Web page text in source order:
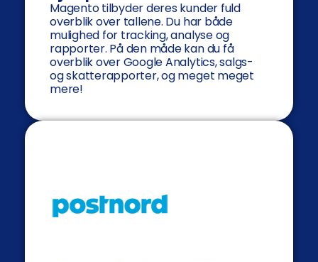
Magento tilbyder deres kunder fuld
overblik over tallene. Du har både
mulighed for tracking, analyse og
rapporter. På den måde kan du få
overblik over Google Analytics, salgs-
og skatterapporter, og meget meget
mere!